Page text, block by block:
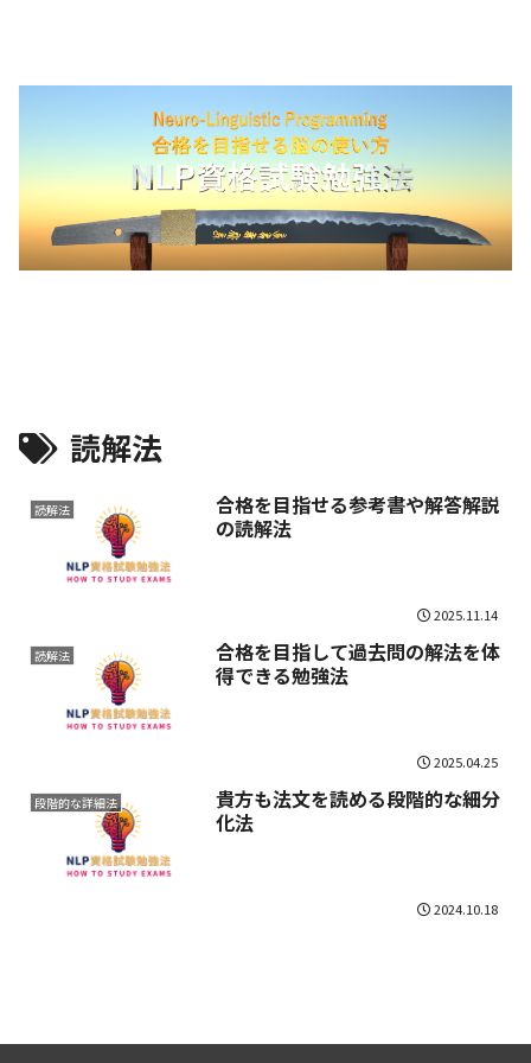
読解法
読解法
合格を目指せる参考書や解答解説
の読解法
2025.11.14
読解法
合格を目指して過去問の解法を体
得できる勉強法
2025.04.25
段階的な詳細法
貴方も法文を読める段階的な細分
化法
2024.10.18